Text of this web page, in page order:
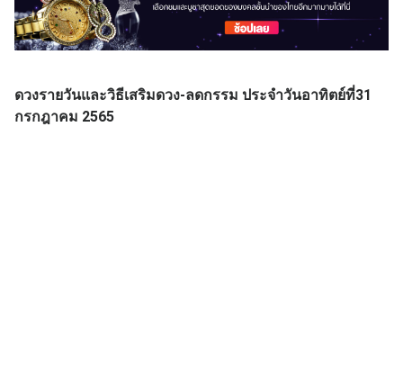
ดวงรายวันและวิธีเสริมดวง-ลดกรรม ประจำวันอาทิตย์ที่31
กรกฎาคม 2565